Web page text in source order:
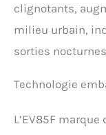
clignotants,
milieu urbain,
sorties
Technologie
L’EV85F